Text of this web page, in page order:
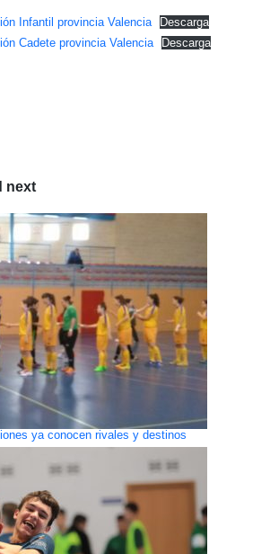
Infantil provincia Valencia
Descarga
Cadete provincia Valencia
Descarga
next
ya conocen rivales y destinos